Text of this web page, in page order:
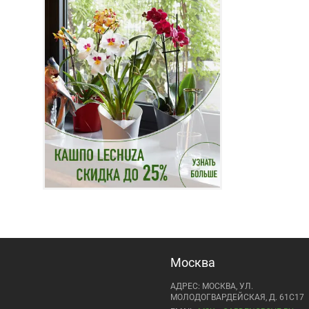
Москва
АДРЕС: МОСКВА, УЛ.
МОЛОДОГВАРДЕЙСКАЯ, Д. 61С17